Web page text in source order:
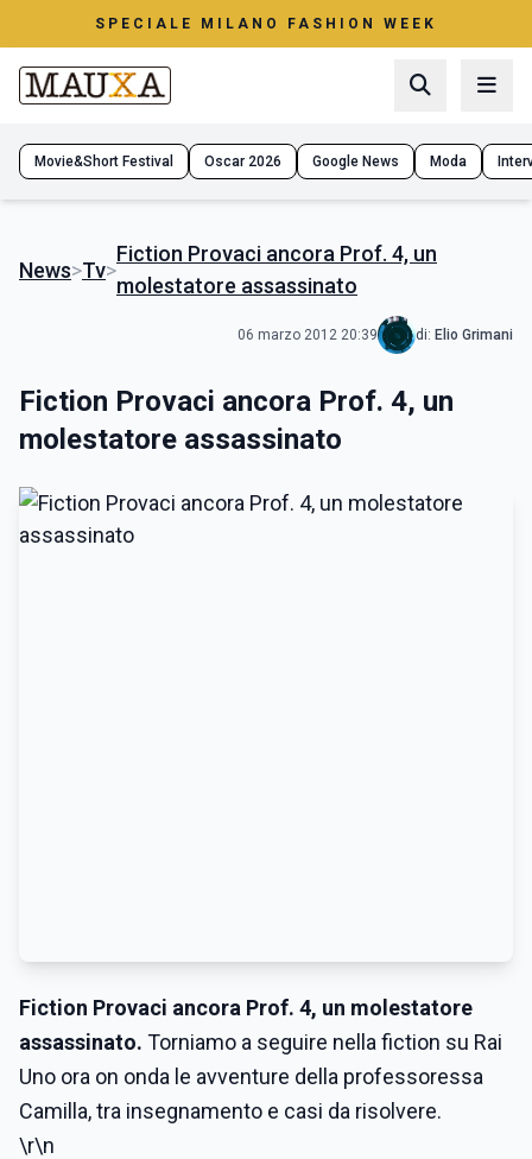
SPECIALE MILANO FASHION WEEK
Movie&Short Festival Oscar 2026 Google News Moda
News>Tv>
Fiction Provaci ancora Prof. 4, un
molestatore assassinato
06 marzo 2012 20:39 di: Elio Grimani
Fiction Provaci ancora Prof. 4, un
molestatore assassinato
Fiction Provaci ancora Prof. 4, un molestatore
assassinato. Torniamo a seguire nella fiction su Rai
Uno ora on onda le avventure della professoressa
Camilla, tra insegnamento e casi da risolvere.
\r\n